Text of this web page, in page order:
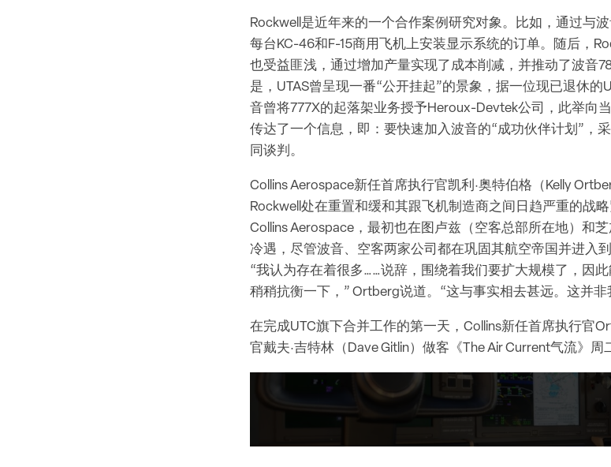
Rockwell是近年来的一个合作案例研究对象。比如，通过与
每台KC-46和F-15商用飞机上安装显示系统的订单。随后，
也受益匪浅，通过增加产量实现了成本削减，并推动了波音
是，UTAS曾呈现一番“公开挂起”的景象，据一位现已退休的
音曾将777X的起落架业务授予Heroux-Devtek公司，此举向
传达了一个信息，即：要快速加入波音的“成功伙伴计划”，
同谈判。
Collins Aerospace新任首席执行官凯利·奥特伯格（Kelly
Rockwell处在重置和缓和其跟飞机制造商之间日趋严重的战
Collins Aerospace，最初也在图卢兹（空客总部所在地）和
冷遇，尽管波音、空客两家公司都在巩固其航空帝国并进入
“我认为存在着很多……说辞，围绕着我们要扩大规模了，因此
稍稍抗衡一下，” Ortberg说道。“这与事实相去甚远。这并非
在完成UTC旗下合并工作的第一天，Collins新任首席执行官
官戴夫·吉特林（Dave Gitlin）做客《The Air Current气流》周